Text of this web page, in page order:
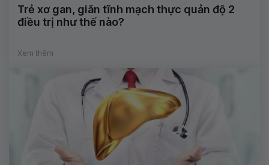
Trẻ xơ gan, giãn tĩnh mạch thực quản độ 2
điều trị như thế nào?
Xem thêm